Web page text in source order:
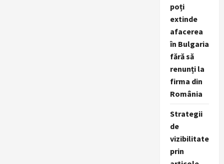
poți
extinde
afacerea
în Bulgaria
fără să
renunți la
firma din
România
Strategii
de
vizibilitate
prin